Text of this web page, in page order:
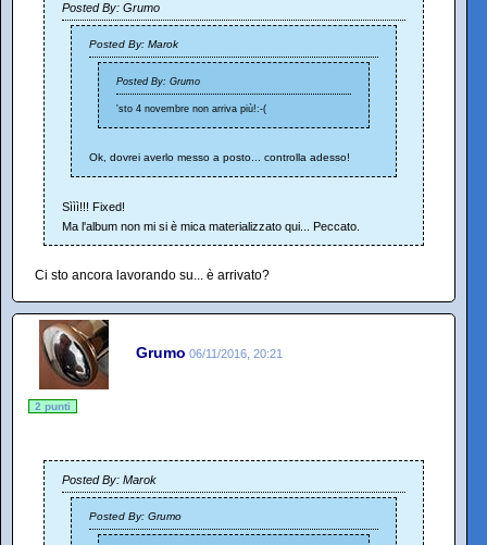
Posted By: Grumo
Posted By: Marok
Posted By: Grumo
'sto 4 novembre non arriva più!:-(
Ok, dovrei averlo messo a posto... controlla adesso!
Sììì!!! Fixed!
Ma l'album non mi si è mica materializzato qui... Peccato.
Ci sto ancora lavorando su... è arrivato?
Grumo 06/11/2016, 20:21
2 punti
Posted By: Marok
Posted By: Grumo